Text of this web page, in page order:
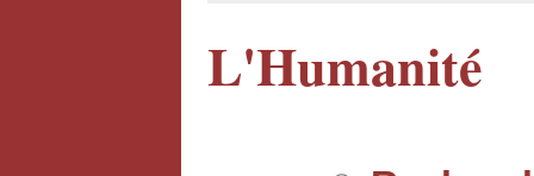
L'Humanité